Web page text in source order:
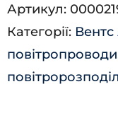
кількість
Артикул:
Категорії:
повітропроводи